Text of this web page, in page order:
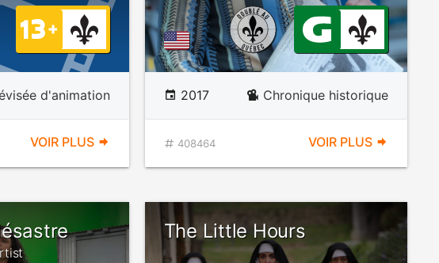
d'animation
VOIR PLUS
2017 Chronique historique
408464 VOIR PLUS
The Little Hours